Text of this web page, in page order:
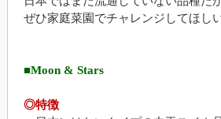
ぜひ家庭菜園でチャレンジしてほし
■Moon & Stars
◎特徴